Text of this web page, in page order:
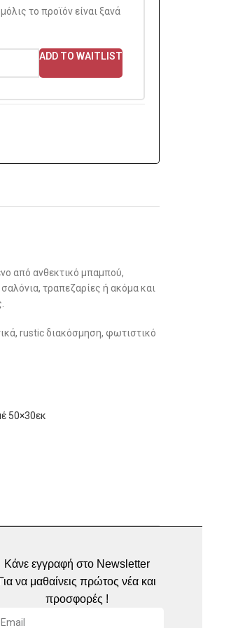
το προϊόν είναι ξανά
ADD TO WAITLIST
από ανθεκτικό μπαμπού,
τραπεζαρίες ή ακόμα και
rustic διακόσμηση, φωτιστικό
50×30εκ
Κάνε εγγραφή στο Newsletter
Για να μαθαίνεις πρώτος νέα και
προσφορές !